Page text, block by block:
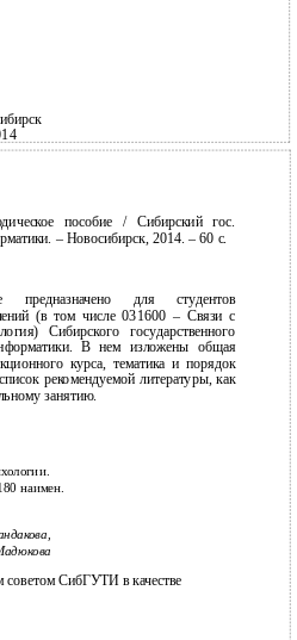
пособие / Сибирский гос.
– Новосибирск, 2014. – 60 с.
предназначено для студентов
(в том числе 031600 – Связи с
Сибирского государственного
В нем изложены общая
курса, тематика и порядок
рекомендуемой литературы, как
занятию.
наимен.
советом СибГУТИ в качестве